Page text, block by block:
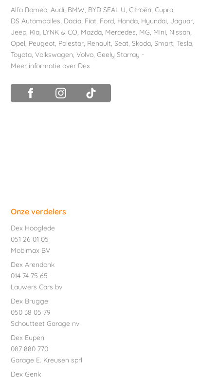
Alfa Romeo,Audi, BMW, BYD SEAL U,Citroën,Cupra,
DS Automobiles, Dacia, Fiat, Ford, Honda, Hyundai, Jaguar,
Jeep, Kia, LYNK & CO, Mazda, Mercedes, MG, Mini, Nissan,
Opel, Peugeot, Polestar, Renault,Seat,Skoda,Smart,Tesla,
Toyota,Volkswagen,Volvo,Geely Starray -
Meer informatie over Dex
Onze verdelers
Dex Hooglede
051 26 01 05
Mobimax BV
Dex Arendonk
014 74 75 65
Lauwers Cars bv
Dex Brugge
050 38 05 79
Schoutteet Garage nv
Dex Eupen
087 880 770
Garage E. Kreusen sprl
Dex Genk